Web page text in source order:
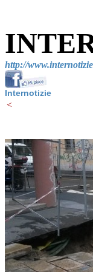
http://
Internotizie
<